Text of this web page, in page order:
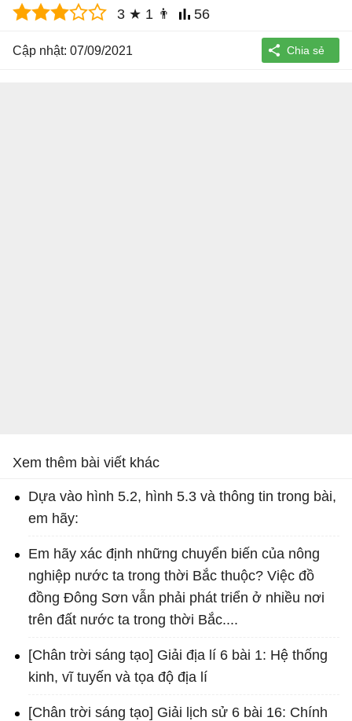
3 ★ 1 👨 56
Cập nhật: 07/09/2021
Xem thêm bài viết khác
Dựa vào hình 5.2, hình 5.3 và thông tin trong bài,
em hãy:
Em hãy xác định những chuyển biến của nông
nghiệp nước ta trong thời Bắc thuộc? Việc đồ
đồng Đông Sơn vẫn phải phát triển ở nhiều nơi
trên đất nước ta trong thời Bắc....
[Chân trời sáng tạo] Giải địa lí 6 bài 1: Hệ thống
kinh, vĩ tuyến và tọa độ địa lí
[Chân trời sáng tạo] Giải lịch sử 6 bài 16: Chính